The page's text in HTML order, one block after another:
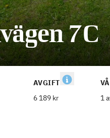
7C
AVGIFT
6 189 kr
1